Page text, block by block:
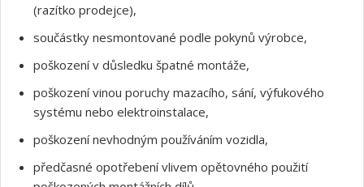
(razítko prodejce),
součástky nesmontované podle pokynů výrobce,
poškození v důsledku špatné montáže,
poškození vinou poruchy mazacího, sání, výfukového
systému nebo elektroinstalace,
poškození nevhodným používáním vozidla,
předčasné opotřebení vlivem opětovného použití